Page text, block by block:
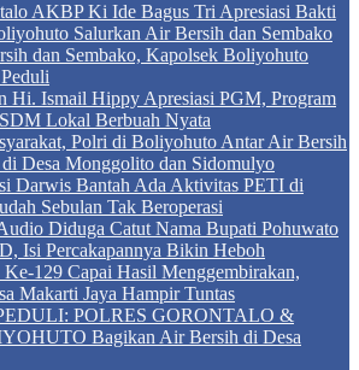
AKBP Ki Ide Bagus Tri Apresiasi Bakti
Salurkan Air Bersih dan Sembako
dan Sembako, Kapolsek Boliyohuto
Hi. Ismail Hippy Apresiasi PGM, Program
Lokal Berbuah Nyata
Polri di Boliyohuto Antar Air Bersih
di Desa Monggolito dan Sidomulyo
Darwis Bantah Ada Aktivitas PETI di
Sebulan Tak Beroperasi
Diduga Catut Nama Bupati Pohuwato
Isi Percakapannya Bikin Heboh
129 Capai Hasil Menggembirakan,
Makarti Jaya Hampir Tuntas
POLRES GORONTALO &
Bagikan Air Bersih di Desa